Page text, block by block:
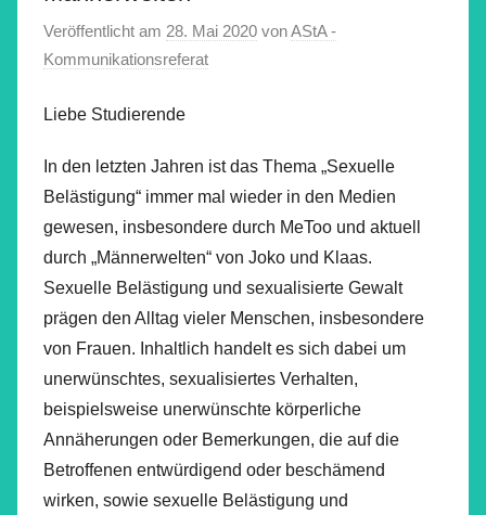
Veröffentlicht am 28. Mai 2020 vonAStA -
Kommunikationsreferat
Liebe Studierende
In den letzten Jahren ist das Thema „Sexuelle
Belästigung“ immer mal wieder in den Medien
gewesen, insbesondere durch MeToo und aktuell
durch „Männerwelten“ von Joko und Klaas.
Sexuelle Belästigung und sexualisierte Gewalt
prägen den Alltag vieler Menschen, insbesondere
von Frauen. Inhaltlich handelt es sich dabei um
unerwünschtes, sexualisiertes Verhalten,
beispielsweise unerwünschte körperliche
Annäherungen oder Bemerkungen, die auf die
Betroffenen entwürdigend oder beschämend
wirken, sowie sexuelle Belästigung und